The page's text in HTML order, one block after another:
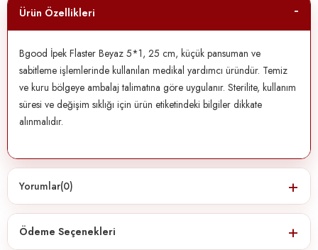
Ürün Özellikleri
Bgood İpek Flaster Beyaz 5*1, 25 cm, küçük pansuman ve
sabitleme işlemlerinde kullanılan medikal yardımcı üründür. Temiz
ve kuru bölgeye ambalaj talimatına göre uygulanır. Sterilite, kullanım
süresi ve değişim sıklığı için ürün etiketindeki bilgiler dikkate
alınmalıdır.
Yorumlar(0)
Ödeme Seçenekleri